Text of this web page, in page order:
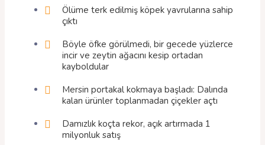
Ölüme terk edilmiş köpek yavrularına sahip
çıktı
Böyle öfke görülmedi, bir gecede yüzlerce
incir ve zeytin ağacını kesip ortadan
kayboldular
Mersin portakal kokmaya başladı: Dalında
kalan ürünler toplanmadan çiçekler açtı
Damızlık koçta rekor, açık artırmada 1
milyonluk satış